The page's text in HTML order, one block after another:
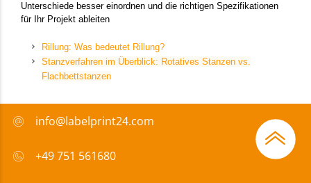
Unterschiede besser einordnen und die richtigen Spezifikationen
für Ihr Projekt ableiten
Rillung: Was bedeutet Rillung?
Stanzverfahren im Überblick: Rotatives Stanzen vs.
Flachbettstanzen
info@labelprint24.com
+49 751 561680